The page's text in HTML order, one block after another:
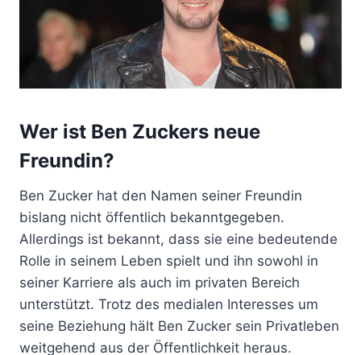
Wer ist Ben Zuckers neue
Freundin?
Ben Zucker hat den Namen seiner Freundin
bislang nicht öffentlich bekanntgegeben.
Allerdings ist bekannt, dass sie eine bedeutende
Rolle in seinem Leben spielt und ihn sowohl in
seiner Karriere als auch im privaten Bereich
unterstützt. Trotz des medialen Interesses um
seine Beziehung hält Ben Zucker sein Privatleben
weitgehend aus der Öffentlichkeit heraus.